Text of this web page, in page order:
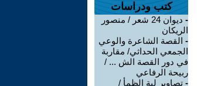
كتب ودراسات
-
ديوان 24 شعر / منصور
الريكان
- القصة الشاعرة والوعي
الجمعي الحداثي/ مقاربة
في دور القصة الش ... /
ربيحة الرفاعي
- تصاوير لية الظمأ /